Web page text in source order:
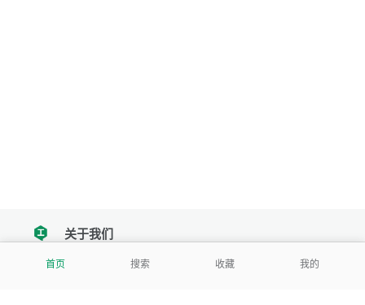
首页 搜索 收藏 我的
tencent关于我们
我们努力把每一个工具做成批量处理的产品